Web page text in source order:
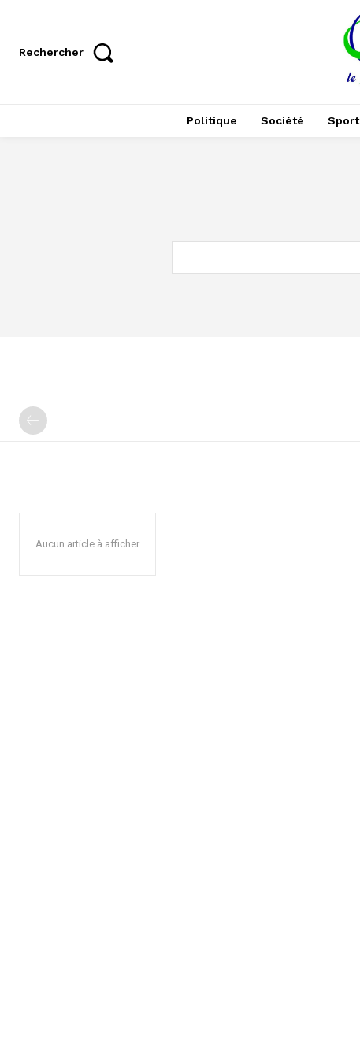
Rechercher
Politique Société Sport
Aucun article à afficher